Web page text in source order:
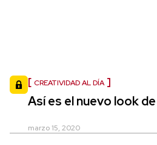
CREATIVIDAD AL DÍA
Así es el nuevo look
marzo 15, 2020